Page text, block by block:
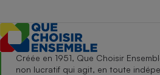
Créée en 1951, Que Choisir
non lucratif qui agit, en toute